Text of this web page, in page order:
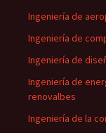
Ingeniería de
Ingeniería de
Ingeniería de
Ingeniería de
renovalbes
Ingeniería de la